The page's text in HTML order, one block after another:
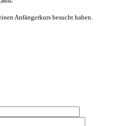
Anfängerkurs besucht haben.